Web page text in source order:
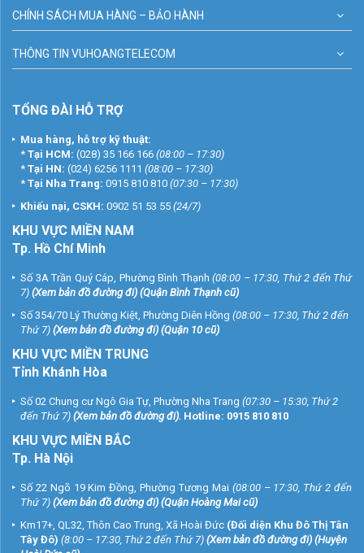
CHÍNH SÁCH MUA HÀNG – BẢO HÀNH
THÔNG TIN VUHOANGTELECOM
TỔNG ĐÀI HỖ TRỢ
Mua hàng, hỗ trợ kỹ thuật:
* Tại HCM: (028) 35 166 166 (08:00 – 17:30)
* Tại HN: (024) 6256 1111 (08:00 – 17:30)
* Tại Nha Trang: 0915 810 810 (07:30 – 17:30)
Khiếu nại, CSKH: 0902 51 53 55 (24/7)
KHU VỰC MIỀN NAM
Tp. Hồ Chí Minh
Số 3A Trần Quý Cáp, Phường Bình Thạnh (08:00 – 17:30, Thứ 2 đến Thứ
7) (Xem bản đồ đường đi) (Quận Bình Thạnh cũ)
Số 354/70 Lý Thường Kiệt, Phường Diên Hồng (08:00 – 17:30, Thứ 2 đến
Thứ 7) (Xem bản đồ đường đi) (Quận 10 cũ)
KHU VỰC MIỀN TRUNG
Tỉnh Khánh Hòa
Số 02 Chung cư Ngô Gia Tự, Phường Nha Trang (07:30 – 15:30, Thứ 2
đến Thứ 7) (Xem bản đồ đường đi). Hotline: 0915 810 810
KHU VỰC MIỀN BẮC
Tp. Hà Nội
Số 22 Ngõ 19 Kim Đồng, Phường Tương Mai (08:00 – 17:30, Thứ 2 đến
Thứ 7) (Xem bản đồ đường đi) (Quận Hoàng Mai cũ)
Km17+, QL32, Thôn Cao Trung, Xã Hoài Đức (Đối diện Khu Đô Thị Tân
Tây Đô) (8:00 – 17:30, Thứ 2 đến Thứ 7) (Xem bản đồ đường đi) (Huyện